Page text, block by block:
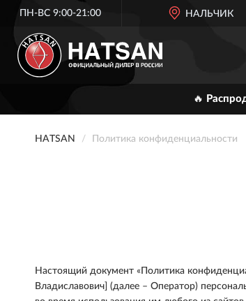
ПН-ВС 9:00-21:00 НАЛЬЧИК
ОФИЦИАЛЬНЫЙ ДИЛЕР HATSAN
🔥
HATSAN Политика конфиденциальности
Настоящий документ «Политика
Владиславович] (далее – Оператор)